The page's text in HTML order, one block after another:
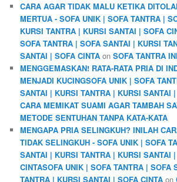
CARA AGAR TIDAK MALU KETIKA
MERTUA - SOFA UNIK | SOFA TANTRA |
KURSI TANTRA | KURSI SANTAI | SOFA
SOFA TANTRA | SOFA SANTAI | KURSI
SANTAI | SOFA CINTA onSOFA TANTRA
MENGGEMASKAN! RATA-RATA PRIA DI
MENJADI KUCINGSOFA UNIK | SOFA
SANTAI | KURSI TANTRA | KURSI SANTAI
CARA MEMIKAT SUAMI AGAR TAMBAH
METODE SENTUHAN TANPA KATA-KATA
MENGAPA PRIA SELINGKUH? INILAH
TIDAK SELINGKUH - SOFA UNIK | SOFA
SANTAI | KURSI TANTRA | KURSI SANTAI
CINTASOFA UNIK | SOFA TANTRA | SOFA
TANTRA | KURSI SANTAI | SOFA CINTA on